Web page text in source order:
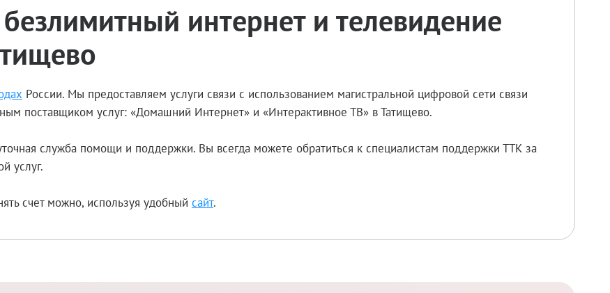
интернет и телевидение
России. Мы предоставляем услуги связи с использованием магистральной цифровой сети связи
поставщиком услуг: «Домашний Интернет» и «Интерактивное ТВ» в Татищево.
служба помощи и поддержки. Вы всегда можете обратиться к специалистам поддержки ТТК за
услуг.
счет можно, используя удобный сайт.